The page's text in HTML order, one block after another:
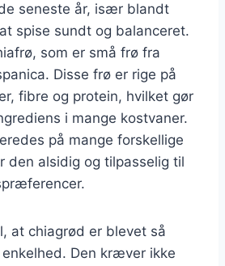
seneste år, især blandt
spise sundt og balanceret.
som er små frø fra
Disse frø er rige på
fibre og protein, hvilket gør
i mange kostvaner.
på mange forskellige
den alsidig og tilpasselig til
at chiagrød er blevet så
Den kræver ikke